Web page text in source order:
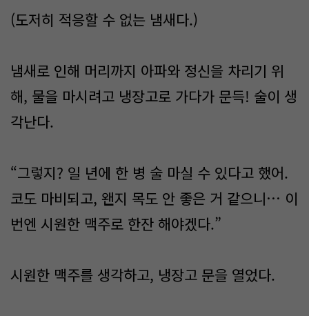
(도저히 적응할 수 없는 냄새다.)
냄새로 인해 머리까지 아파와 정신을 차리기 위
해, 물을 마시려고 냉장고로 가다가 문득! 술이 생
각난다.
“그렇지? 일 년에 한 병 술 마실 수 있다고 했어.
코도 마비되고, 왠지 목도 안 좋은 거 같으니… 이
번엔 시원한 맥주로 한잔 해야겠다.”
시원한 맥주를 생각하고, 냉장고 문을 열었다.